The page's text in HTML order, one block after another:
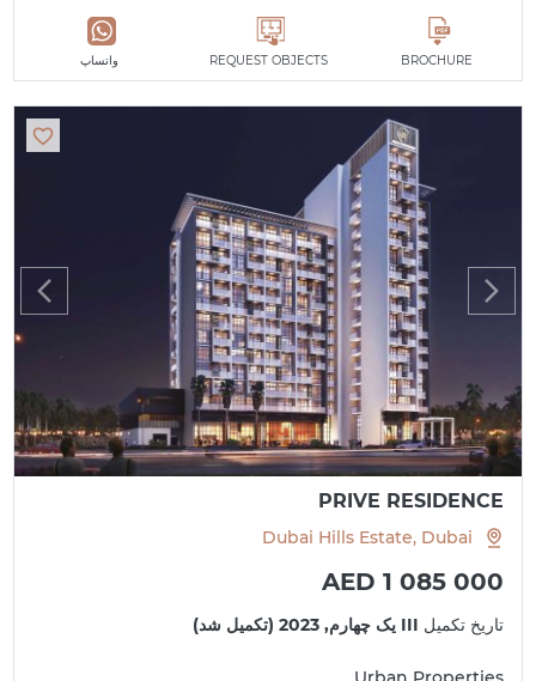
BROCHURE
REQUEST OBJECTS واتساپ
PRIVE RESIDENCE
Dubai Hills Estate, Dubai
AED 1 085 000
تاریخ تکمیل III یک چهارم, 2023 (تکمیل شد)